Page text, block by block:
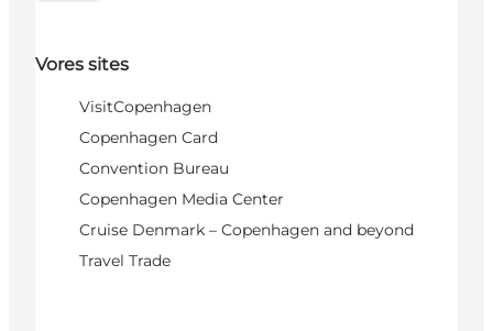
Vores sites
VisitCopenhagen
Copenhagen Card
Convention Bureau
Copenhagen Media Center
Cruise Denmark – Copenhagen and beyond
Travel Trade